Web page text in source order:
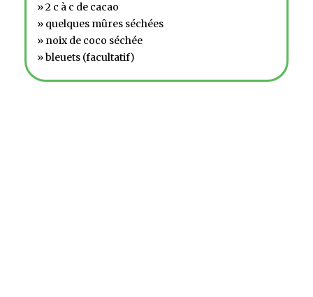
» 2 c à c de cacao
» quelques mûres séchées
» noix de coco séchée
» bleuets (facultatif)